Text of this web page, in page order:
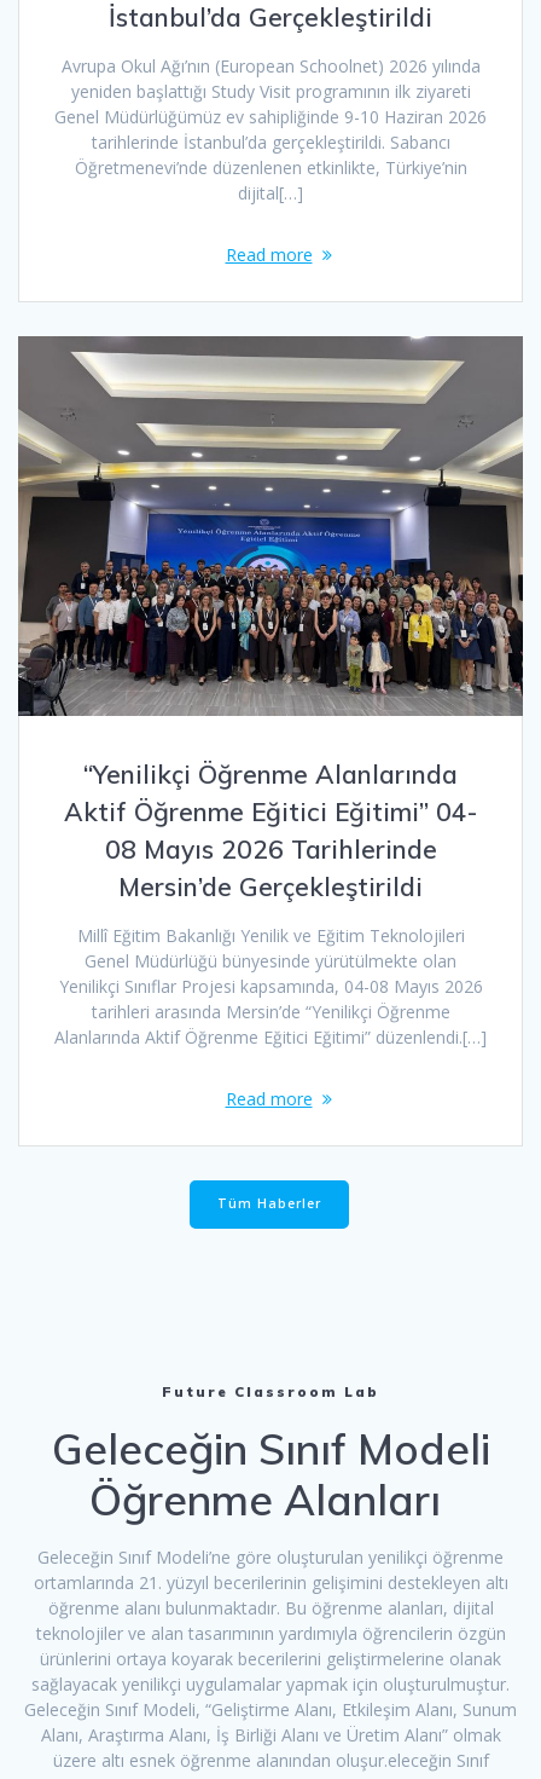
İstanbul’da Gerçekleştirildi
Avrupa Okul Ağı’nın (European Schoolnet) 2026 yılında
yeniden başlattığı Study Visit programının ilk ziyareti
Genel Müdürlüğümüz ev sahipliğinde 9-10 Haziran 2026
tarihlerinde İstanbul’da gerçekleştirildi. Sabancı
Öğretmenevi’nde düzenlenen etkinlikte, Türkiye’nin
dijital[…]
Read more
“Yenilikçi Öğrenme Alanlarında
Aktif Öğrenme Eğitici Eğitimi” 04-
08 Mayıs 2026 Tarihlerinde
Mersin’de Gerçekleştirildi
Millî Eğitim Bakanlığı Yenilik ve Eğitim Teknolojileri
Genel Müdürlüğü bünyesinde yürütülmekte olan
Yenilikçi Sınıflar Projesi kapsamında, 04-08 Mayıs 2026
tarihleri arasında Mersin’de “Yenilikçi Öğrenme
Alanlarında Aktif Öğrenme Eğitici Eğitimi” düzenlendi.[…]
Read more
Tüm Haberler
Future Classroom Lab
Geleceğin Sınıf Modeli
Öğrenme Alanları
Geleceğin Sınıf Modeli’ne göre oluşturulan yenilikçi öğrenme
ortamlarında 21. yüzyıl becerilerinin gelişimini destekleyen altı
öğrenme alanı bulunmaktadır. Bu öğrenme alanları, dijital
teknolojiler ve alan tasarımının yardımıyla öğrencilerin özgün
ürünlerini ortaya koyarak becerilerini geliştirmelerine olanak
sağlayacak yenilikçi uygulamalar yapmak için oluşturulmuştur.
Geleceğin Sınıf Modeli, “Geliştirme Alanı, Etkileşim Alanı, Sunum
Alanı, Araştırma Alanı, İş Birliği Alanı ve Üretim Alanı” olmak
üzere altı esnek öğrenme alanından oluşur.eleceğin Sınıf